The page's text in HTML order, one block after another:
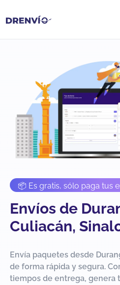
📦 Es gratis, sólo paga tus
Envíos de
Culiacán,
Envía paquetes desde
de forma rápida y segura.
tiempos de entrega, genera